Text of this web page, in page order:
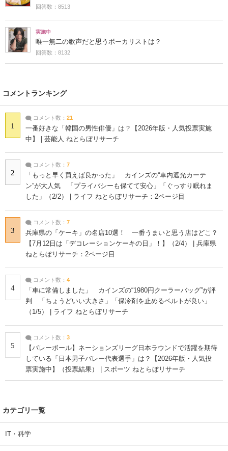
回答数：8513
実施中
唯一無二の歌声だと思うボーカリストは？
回答数：8132
コメントランキング
1
コメント数： 21
一番好きな「韓国の男性俳優」は？【2026年版・人気投票実施
中】 | 芸能人 ねとらぼリサーチ
2
コメント数： 7
「もっと早く買えば良かった」 カインズの“車内遮光カーテ
ン”が大人気 「プライバシーも保てて安心」「ぐっすり眠れま
した」（2/2） | ライフ ねとらぼリサーチ：2ページ目
3
コメント数： 7
兵庫県の「ケーキ」の名店10選！ 一番うまいと思う店はどこ？
【7月12日は「デコレーションケーキの日」！】（2/4） | 兵庫県
ねとらぼリサーチ：2ページ目
4
コメント数： 4
「車に常備しました」 カインズの“1980円クーラーバッグ”が評
判 「ちょうどいい大きさ」「保冷剤を止めるベルトが良い」
（1/5） | ライフ ねとらぼリサーチ
5
コメント数： 3
【バレーボール】ネーションズリーグ日本ラウンドで活躍を期待
している「日本男子バレー代表選手」は？【2026年版・人気投
票実施中】（投票結果） | スポーツ ねとらぼリサーチ
カテゴリ一覧
IT・科学